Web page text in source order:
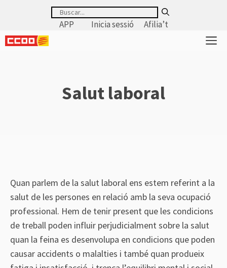
contenido
Buscar:
APP
Inicia sessió Afilia’t
Salut laboral
Quan parlem de la salut laboral ens estem referint a la
salut de les persones en relació amb la seva ocupació
professional. Hem de tenir present que les condicions
de treball poden influir perjudicialment sobre la salut
quan la feina es desenvolupa en condicions que poden
causar accidents o malalties i també quan produeix